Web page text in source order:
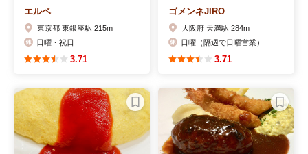
エルベ
東京都 東銀座駅 215m
日曜・祝日
3.71
ゴメンネJIRO
大阪府 天満駅 284m
日曜（隔週で日曜営業）
3.71